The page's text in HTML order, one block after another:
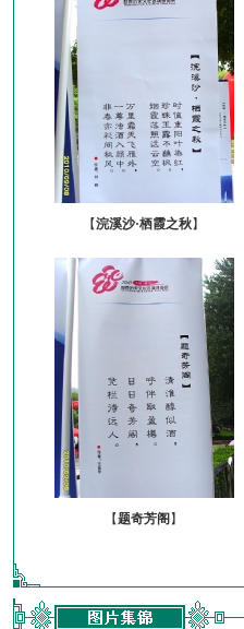
【浣溪沙·栖霞之秋】
【题奇芳阁 】